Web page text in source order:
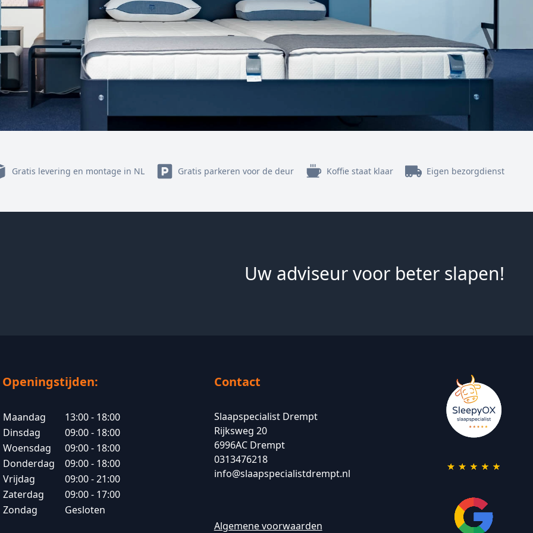
Gratis levering en montage in NL Gratis parkeren voor de deur Koffie staat klaar Eigen bezorgdienst
Uw adviseur voor beter slapen!
Openingstijden:
Maandag
13:00 - 18:00
Dinsdag
09:00 - 18:00
Woensdag
09:00 - 18:00
Donderdag
09:00 - 18:00
Vrijdag
09:00 - 21:00
Zaterdag
09:00 - 17:00
Zondag
Gesloten
Contact
Slaapspecialist Drempt
Rijksweg 20
6996AC Drempt
0313476218
info@slaapspecialistdrempt.nl
Algemene voorwaarden